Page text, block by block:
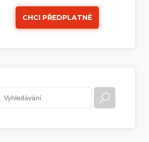
CHCI PŘEDPLATNÉ